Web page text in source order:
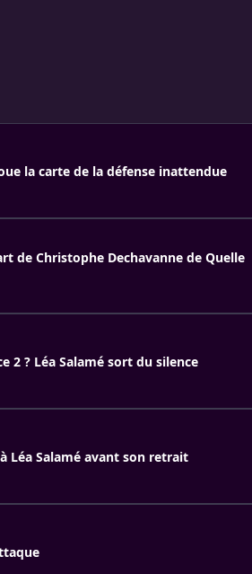
la carte de la défense inattendue
de Christophe Dechavanne de Quelle
2 ? Léa Salamé sort du silence
Léa Salamé avant son retrait